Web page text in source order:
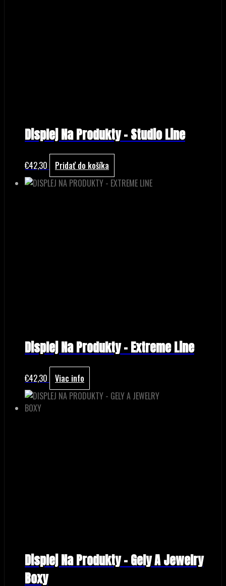
Displej Na Produkty – Studio Line
€42,30 Pridať do košíka
Displej Na Produkty – Extreme Line
€42,30 Viac info
Displej Na Produkty – Gely A Jewelry
Boxy